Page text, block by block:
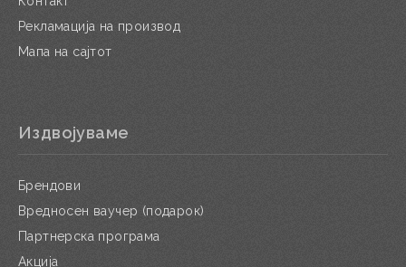
Рекламација на производ
Мапа на сајтот
Издвојуваме
Брендови
Вредносен ваучер (подарок)
Партнерска програма
Акција